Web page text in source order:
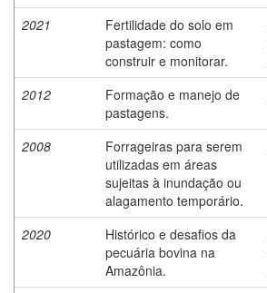
2021
Fertilidade do solo em
pastagem: como
construir e monitorar.
2012
Formação e manejo de
pastagens.
2008
Forrageiras para serem
utilizadas em áreas
sujeitas à inundação ou
alagamento temporário.
2020
Histórico e desafios da
pecuária bovina na
Amazônia.